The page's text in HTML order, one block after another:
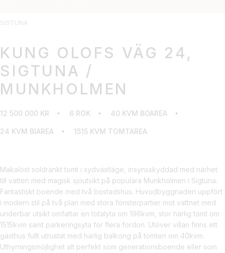
SIGTUNA
KUNG OLOFS VÄG 24,
SIGTUNA /
MUNKHOLMEN
12 500 000 KR 6 ROK 40 KVM BOAREA
24 KVM BIAREA 1515 KVM TOMTAREA
Makalöst soldränkt tomt i sydvästläge, insynsskyddad med närhet
till vatten med magisk sjöutsikt på populära Munkholmen i Sigtuna.
Fantastiskt boende med två bostadshus. Huvudbyggnaden uppfört
i modern stil på två plan med stora fönsterpartier mot vattnet med
underbar utsikt omfattar en totalyta om 196kvm, stor härlig tomt om
1515kvm samt parkeringsyta för flera fordon. Utöver villan finns ett
gästhus fullt utrustat med härlig balkong på tomten om 40kvm.
Uthyrningsmöjlighet alt perfekt som generationsboende eller som